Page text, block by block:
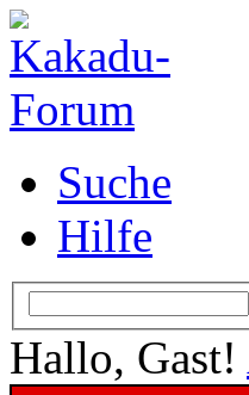
Suche
Hilfe
Hallo, Gast!